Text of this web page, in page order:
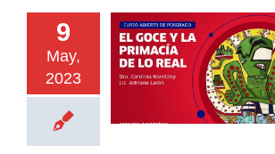
TESIS
GALERÍA DE FOTOS
NOVEDADES
9
May,
2023
DE
EL
Y LA
DE LO
REAL.